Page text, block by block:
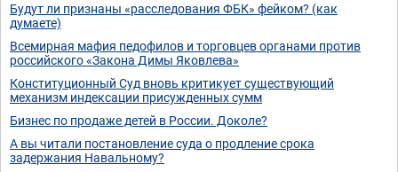
Будут ли признаны «расследования ФБК» фейком? (как
думаете)
Всемирная мафия педофилов и торговцев органами против
российского «Закона Димы Яковлева»
Конституционный Суд вновь критикует существующий
механизм индексации присужденных сумм
Бизнес по продаже детей в России. Доколе?
А вы читали постановление суда о продление срока
задержания Навальному?